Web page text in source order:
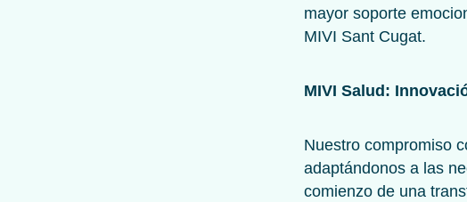
mayor soporte
MIVI Sant Cugat.
MIVI Salud:
Nuestro compromiso
adaptándonos a las
comienzo de una